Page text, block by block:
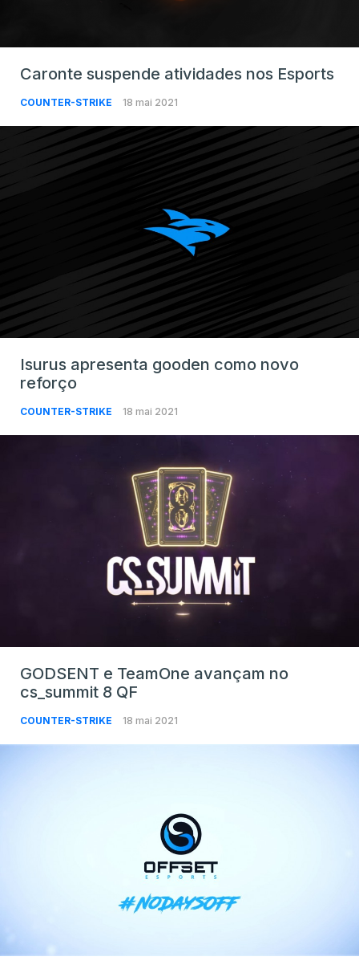
Caronte suspende atividades nos Esports
COUNTER-STRIKE 18 mai 2021
Isurus apresenta gooden como novo
reforço
COUNTER-STRIKE 18 mai 2021
GODSENT e TeamOne avançam no
cs_summit 8 QF
COUNTER-STRIKE 18 mai 2021